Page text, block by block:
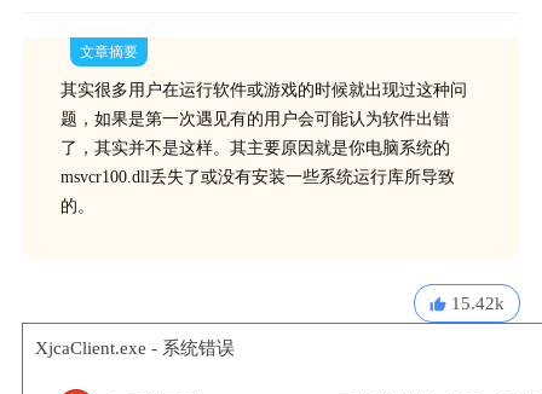
文章摘要
其实很多用户在运行软件或游戏的时候就出现过这种问
题，如果是第一次遇见有的用户会可能认为软件出错
了，其实并不是这样。其主要原因就是你电脑系统的
msvcr100.dll丢失了或没有安装一些系统运行库所导致
的。
15.42k
XjcaClient.exe - 系统错误